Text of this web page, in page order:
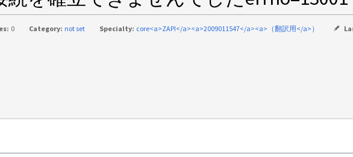
0 Category: not set Specialty: core<a>ZAPI</a><a>2009011547</a><a>（翻訳用</a>）